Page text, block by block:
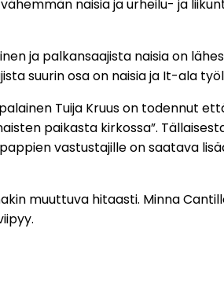
naisia ja urheilu- ja
ja palkansaajista naisia on
suurin osa on naisia ja It-ala
Tuija Kruus on todennut
paikasta kirkossa”.
vastustajille on saatava
muuttuva hitaasti. Minna